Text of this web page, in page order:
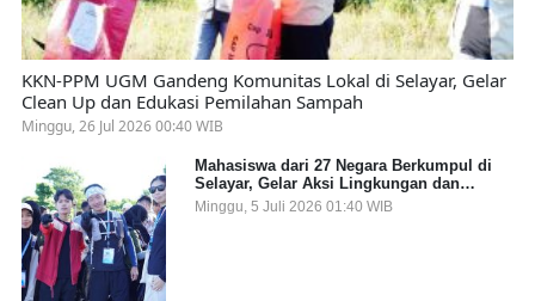
KKN-PPM UGM Gandeng Komunitas Lokal di Selayar, Gelar
Clean Up dan Edukasi Pemilahan Sampah
Minggu, 26 Jul 2026 00:40 WIB
Mahasiswa dari 27 Negara Berkumpul di
Selayar, Gelar Aksi Lingkungan dan
Dalami Kearifan Lokal Bumi Tanadoang
Minggu, 5 Juli 2026 01:40 WIB